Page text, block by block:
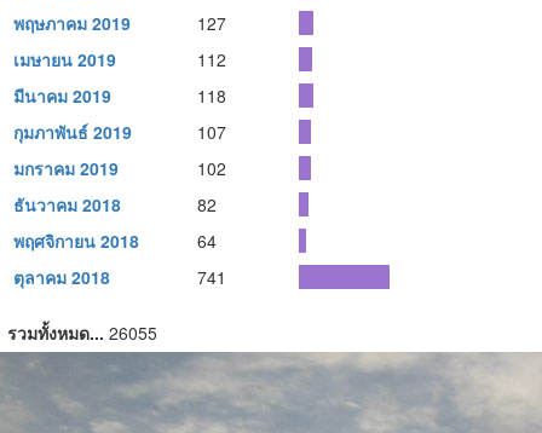
พฤษภาคม 2019
127
เมษายน 2019
112
มีนาคม 2019
118
กุมภาพันธ์ 2019
107
มกราคม 2019
102
ธันวาคม 2018
82
พฤศจิกายน 2018
64
ตุลาคม 2018
741
รวมทั้งหมด... 26055